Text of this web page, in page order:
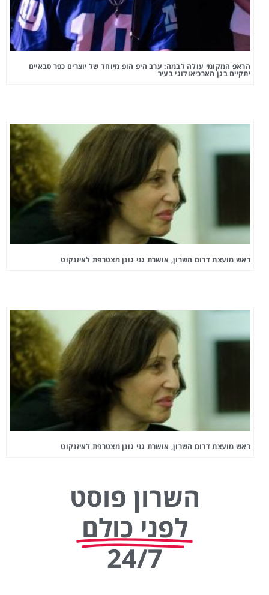
הראפ המקומי עולה לבמה: ערב היפ הופ מיוחד של יוצרים כפר סבאיים
יתקיים בגן הארכיאולוגי בעיר
ראש מועצת דרום השרון, אושרת גני גונן מצטרפת לאיזנקוט
ראש מועצת דרום השרון, אושרת גני גונן מצטרפת לאיזנקוט
השרון פוסט
לפני כולם
24/7